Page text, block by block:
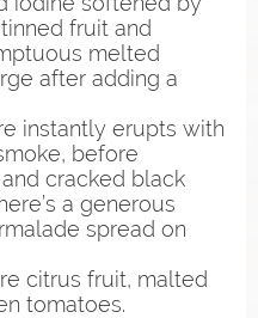
fruit and
melted
after adding a
instantly erupts with
before
cracked black
a generous
spread on
citrus fruit, malted
tomatoes.